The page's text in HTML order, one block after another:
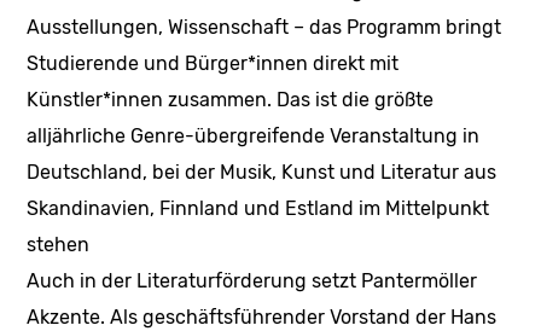
Ausstellungen, Wissenschaft – das Programm bringt
Studierende und Bürger*innen direkt mit
Künstler*innen zusammen. Das ist die größte
alljährliche Genre-übergreifende Veranstaltung in
Deutschland, bei der Musik, Kunst und Literatur aus
Skandinavien, Finnland und Estland im Mittelpunkt
stehen
Auch in der Literaturförderung setzt Pantermöller
Akzente. Als geschäftsführender Vorstand der Hans